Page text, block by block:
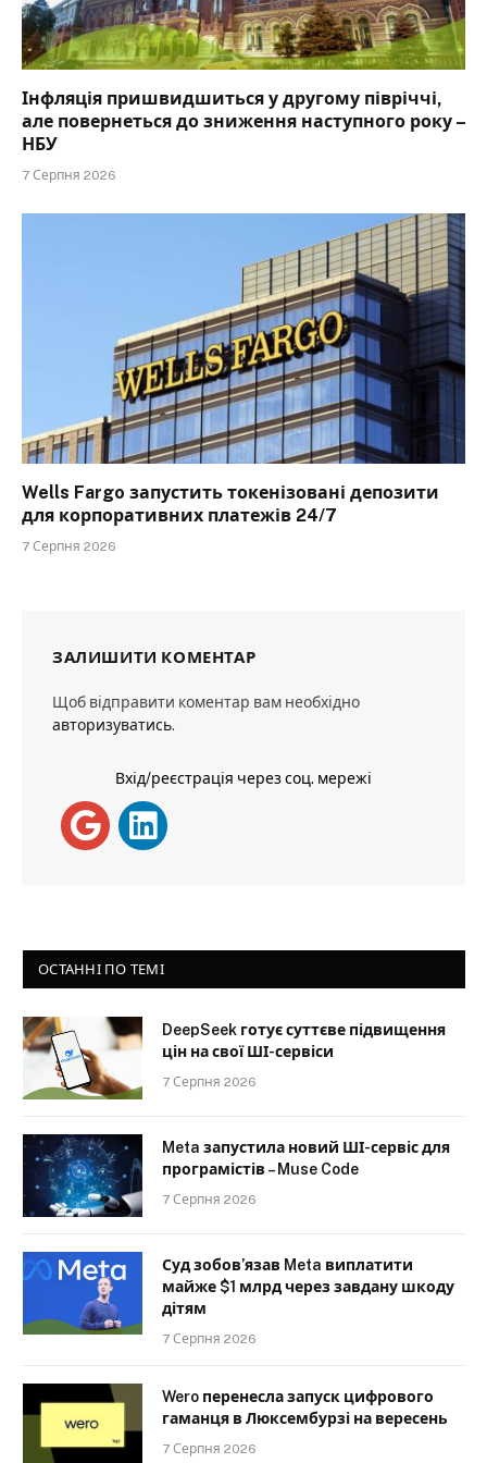
Інфляція пришвидшиться у другому півріччі,
але повернеться до зниження наступного року –
НБУ
7 Серпня 2026
Wells Fargo запустить токенізовані депозити
для корпоративних платежів 24/7
7 Серпня 2026
ЗАЛИШИТИ КОМЕНТАР
Щоб відправити коментар вам необхідно
авторизуватись.
Вхід/реєстрація через соц. мережі
ОСТАННІ ПО ТЕМІ
DeepSeek готує суттєве підвищення
цін на свої ШІ-сервіси
7 Серпня 2026
Meta запустила новий ШІ-сервіс для
програмістів – Muse Code
7 Серпня 2026
Суд зобов’язав Meta виплатити
майже $1 млрд через завдану шкоду
дітям
7 Серпня 2026
Wero перенесла запуск цифрового
гаманця в Люксембурзі на вересень
7 Серпня 2026